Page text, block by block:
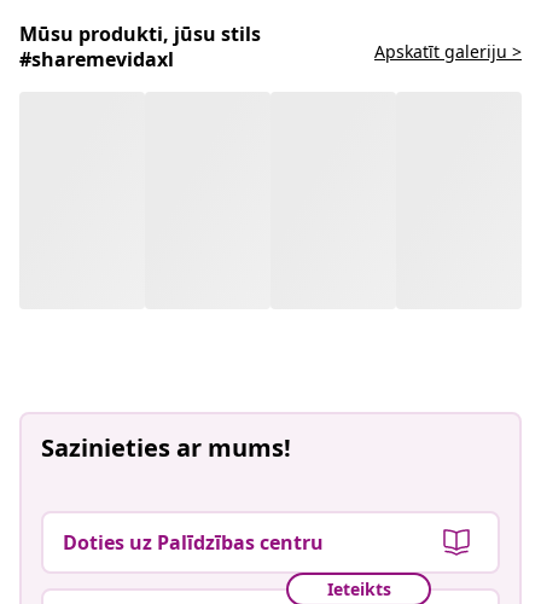
Mūsu produkti, jūsu stils
#sharemevidaxl
Apskatīt galeriju >
Sazinieties ar mums!
Doties uz Palīdzības centru
Ieteikts